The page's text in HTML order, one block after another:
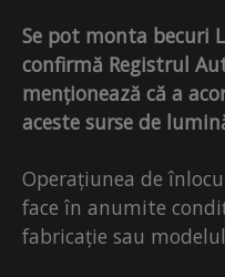
Se pot monta becuri
confirmă Registrul
menționează că a
aceste surse de
Operațiunea de
face în anumite
fabricație sau